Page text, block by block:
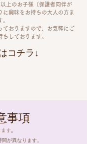
上のお子様（保護者同伴が
に興味をお持ちの大人の方ま
ておりますので、お気軽にご
しております。
コチラ↓
す。
が異なります。
事項